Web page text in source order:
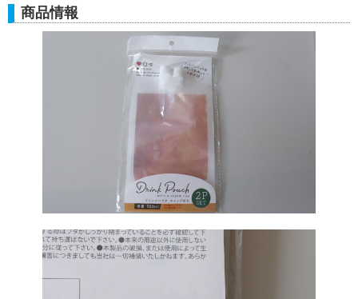
商品情報